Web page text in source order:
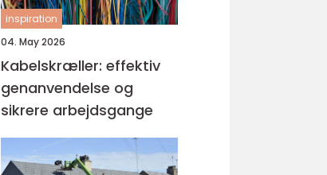
inspiration
04. May 2026
Kabelskræller: effektiv
genanvendelse og
sikrere arbejdsgange